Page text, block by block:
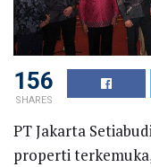
156
SHARES
PT Jakarta
properti